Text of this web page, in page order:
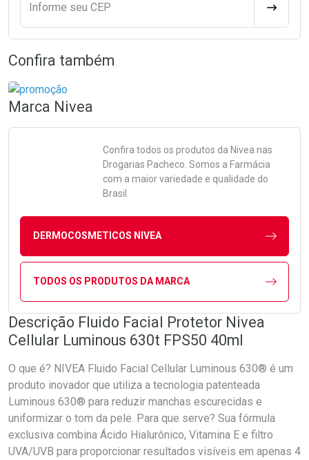
Informe seu CEP
Confira também
Marca Nivea
Confira todos os produtos da Nivea nas
Drogarias Pacheco. Somos a Farmácia
com a maior variedade e qualidade do
Brasil.
DERMOCOSMETICOS NIVEA
TODOS OS PRODUTOS DA MARCA
Descrição Fluido Facial Protetor Nivea
Cellular Luminous 630t FPS50 40ml
O que é? NIVEA Fluido Facial Cellular Luminous 630® é um
produto inovador que utiliza a tecnologia patenteada
Luminous 630® para reduzir manchas escurecidas e
uniformizar o tom da pele. Para que serve? Sua fórmula
exclusiva combina Ácido Hialurônico, Vitamina E e filtro
UVA/UVB para proporcionar resultados visíveis em apenas 4